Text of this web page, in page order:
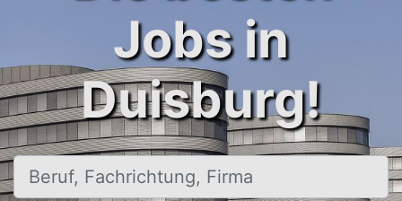
Jobs in
Duisburg!
Beruf, Fachrichtung, Firma